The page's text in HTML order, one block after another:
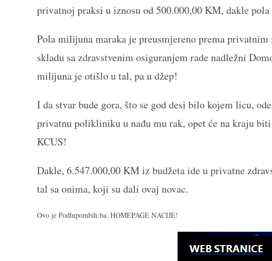
privatnoj praksi u iznosu od 500.000,00 KM, dakle
Pola milijuna maraka je preusmjereno prema privatnim
skladu sa zdravstvenim osiguranjem rade nadležni
milijuna je otišlo u tal, pa u džep!
I da stvar bude gora, što se god desi bilo kojem licu,
privatnu polikliniku u nađu mu rak, opet će na kraju
KCUS!
Dakle, 6.547.000,00 KM iz budžeta ide u privatne
tal sa onima, koji su dali ovaj novac.
Ovo je Podlupombih.ba. HOMEPAGE NACIJE!